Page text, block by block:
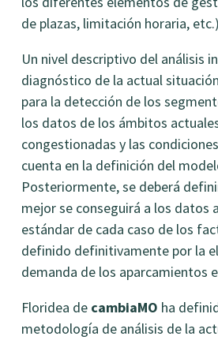
de plazas, limitación horaria,
Un nivel descriptivo del análisis
diagnóstico de la actual
para la detección de los
los datos de los ámbitos
congestionadas y las
cuenta en la definición del
Posteriormente, se deberá
mejor se conseguirá a los datos
estándar de cada caso de los
definido definitivamente por la
demanda de los aparcamientos
Floridea de cambiaMO ha
metodología de análisis de la